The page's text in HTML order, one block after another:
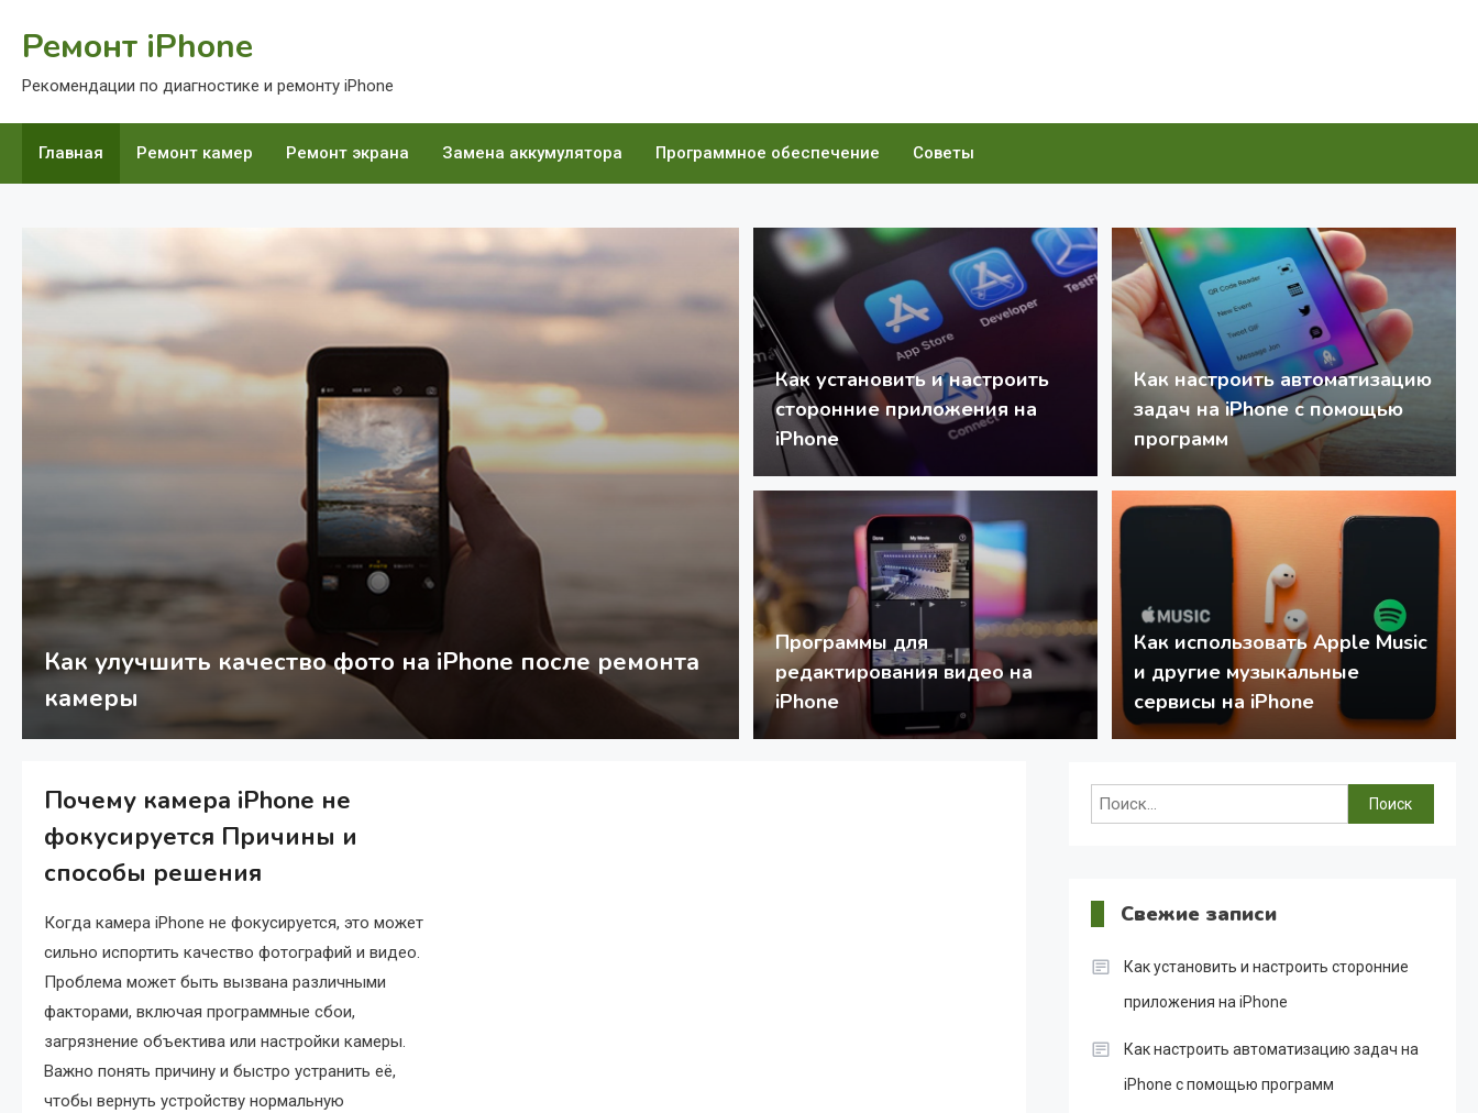
Ремонт iPhone
Рекомендации по диагностике и ремонту iPhone
Главная Ремонт камер Ремонт экрана Замена аккумулятора Программное обеспечение Советы
Как улучшить качество фото на iPhone после ремонта
камеры
Камера iPhone не работает после обновления: что
делать
Как установить и настроить
сторонние приложения на
iPhone
Как настроить автоматизацию
задач на iPhone с помощью
программ
Программы для
редактирования видео на
iPhone
Как использовать Apple Music
и другие музыкальные
сервисы на iPhone
Почему камера iPhone не
фокусируется Причины и
способы решения
Когда камера iPhone не фокусируется, это может
сильно испортить качество фотографий и видео.
Проблема может быть вызвана различными
факторами, включая программные сбои,
загрязнение объектива или настройки камеры.
Важно понять причину и быстро устранить её,
чтобы вернуть устройству нормальную
Найти:
Свежие записи
Как установить и настроить сторонние
приложения на iPhone
Как настроить автоматизацию задач на
iPhone с помощью программ